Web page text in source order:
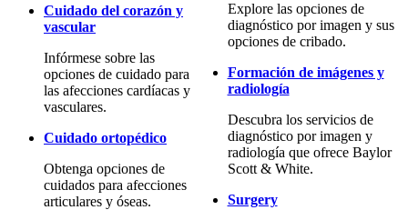
Cuidado del corazón y
vascular
Infórmese sobre las
opciones de cuidado para
las afecciones cardíacas y
vasculares.
Cuidado ortopédico
Obtenga opciones de
cuidados para afecciones
articulares y óseas.
Explore las opciones de
diagnóstico por imagen y sus
opciones de cribado.
Formación de imágenes y
radiología
Descubra los servicios de
diagnóstico por imagen y
radiología que ofrece Baylor
Scott & White.
Surgery